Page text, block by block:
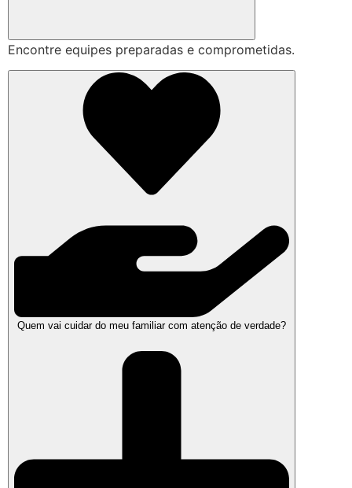
Encontre equipes preparadas e comprometidas.
Quem vai cuidar do meu familiar com atenção de verdade?